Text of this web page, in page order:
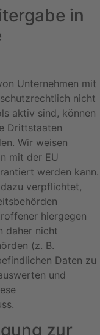
in
Unternehmen mit
nicht
aktiv sind, können
Drittstaaten
Wir weisen
mit der EU
werden kann.
verpflichtet,
hiergegen
daher nicht
(z. B.
Daten zu
und
zur